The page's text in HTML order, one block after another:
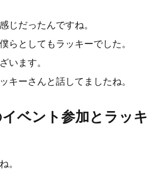
じだったんですね。
らとしてもラッキーでした。
います。
キーさんと話してましたね。
ベント参加とラッキ
。